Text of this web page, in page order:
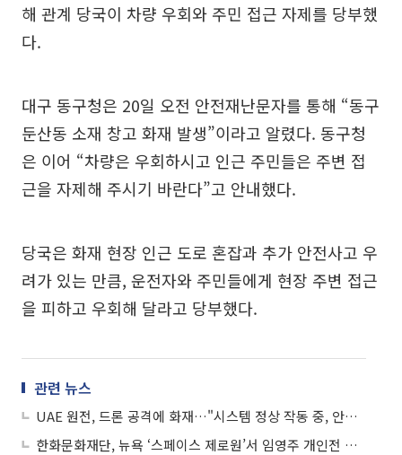
해 관계 당국이 차량 우회와 주민 접근 자제를 당부했
다.
대구 동구청은 20일 오전 안전재난문자를 통해 “동구
둔산동 소재 창고 화재 발생”이라고 알렸다. 동구청
은 이어 “차량은 우회하시고 인근 주민들은 주변 접
근을 자제해 주시기 바란다”고 안내했다.
당국은 화재 현장 인근 도로 혼잡과 추가 안전사고 우
려가 있는 만큼, 운전자와 주민들에게 현장 주변 접근
을 피하고 우회해 달라고 당부했다.
관련 뉴스
UAE 원전, 드론 공격에 화재…"시스템 정상 작동 중, 안전 영향 없어"
한화문화재단, 뉴욕 ‘스페이스 제로원’서 임영주 개인전 개최